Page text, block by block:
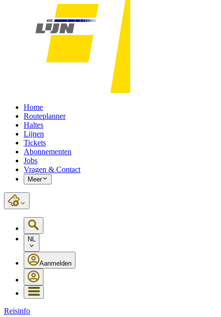
Home
Routeplanner
Haltes
Lijnen
Tickets
Abonnementen
Jobs
Vragen & Contact
Meer
NL
Aanmelden
Reisinfo